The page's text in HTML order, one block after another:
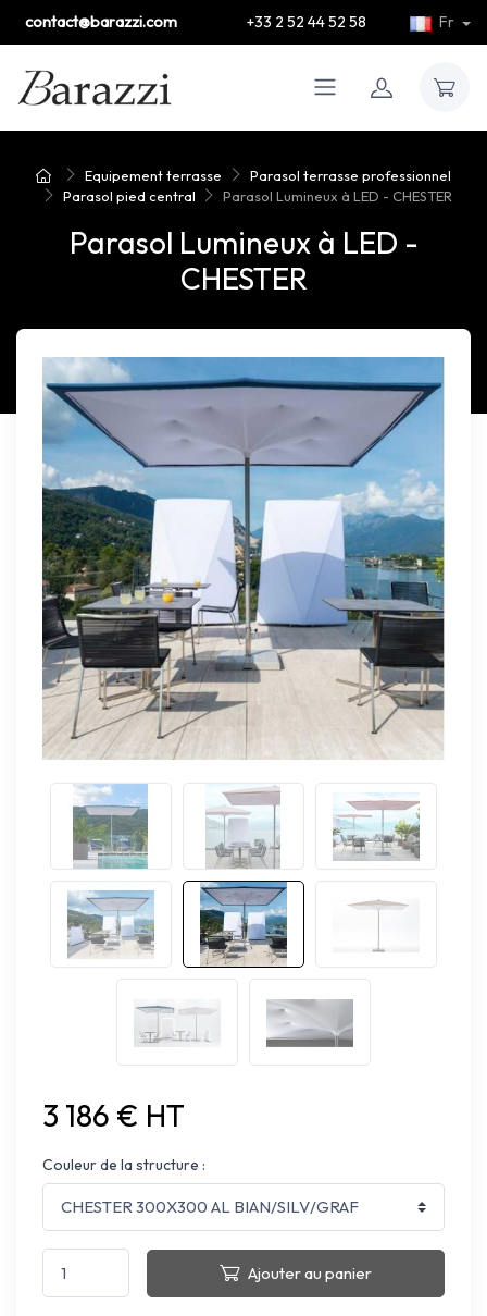
contact@barazzi.com +33 2 52 44 52 58 Fr
Equipement terrasse
Parasol terrasse professionnel
Parasol pied central
Parasol Lumineux à LED - CHESTER
Parasol Lumineux à LED -
CHESTER
3 186 € HT
Couleur de la structure :
Ajouter au panier